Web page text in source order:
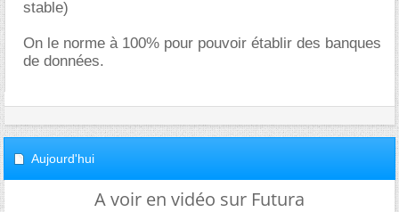
stable)
On le norme à 100% pour pouvoir établir des banques
de données.
Aujourd'hui
A voir en vidéo sur Futura